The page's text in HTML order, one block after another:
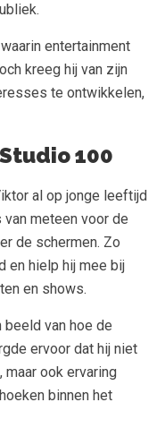
entertainment
kreeg hij van zijn
te ontwikkelen,
100
al op jonge leeftijd
meteen voor de
de schermen. Zo
en hielp hij mee bij
en shows.
van hoe de
ervoor dat hij niet
ook ervaring
binnen het